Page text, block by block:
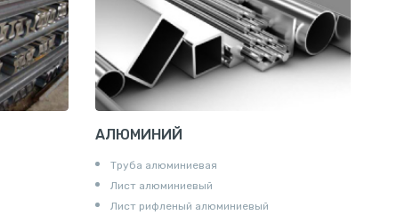
АЛЮМИНИЙ
Труба алюминиевая
Лист алюминиевый
Лист рифленый алюминиевый